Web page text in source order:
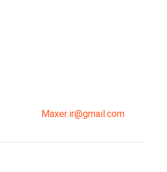
Maxer.ir@gmail.com